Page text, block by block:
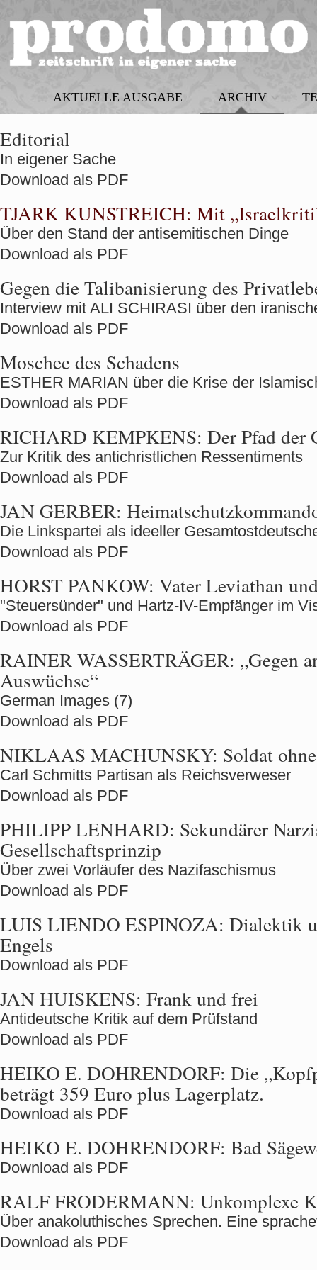
AKTUELLE AUSGABE ARCHIV
Editorial
In eigener Sache
Download als PDF
TJARK KUNSTREICH: Mit
Über den Stand der antisemitischen Dinge
Download als PDF
Gegen die Talibanisierung des
Interview mit ALI SCHIRASI über den
Download als PDF
Moschee des Schadens
ESTHER MARIAN über die Krise der
Download als PDF
RICHARD KEMPKENS: Der Pfad der
Zur Kritik des antichristlichen Ressentiments
Download als PDF
JAN GERBER:
Die Linkspartei als ideeller
Download als PDF
HORST PANKOW: Vater Leviathan
"Steuersünder" und Hartz-IV-Empfänger im
Download als PDF
RAINER WASSERTRÄGER: „Gegen
Auswüchse“
German Images (7)
Download als PDF
NIKLAAS MACHUNSKY: Soldat
Carl Schmitts Partisan als Reichsverweser
Download als PDF
PHILIPP LENHARD: Sekundärer
Gesellschaftsprinzip
Über zwei Vorläufer des Nazifaschismus
Download als PDF
LUIS LIENDO ESPINOZA: Dialektik
Engels
Download als PDF
JAN HUISKENS: Frank und frei
Antideutsche Kritik auf dem Prüfstand
Download als PDF
HEIKO E. DOHRENDORF: Die
beträgt 359 Euro plus Lagerplatz.
Download als PDF
HEIKO E. DOHRENDORF: Bad
Download als PDF
RALF FRODERMANN: Unkomplexe
Über anakoluthisches Sprechen. Eine
Download als PDF